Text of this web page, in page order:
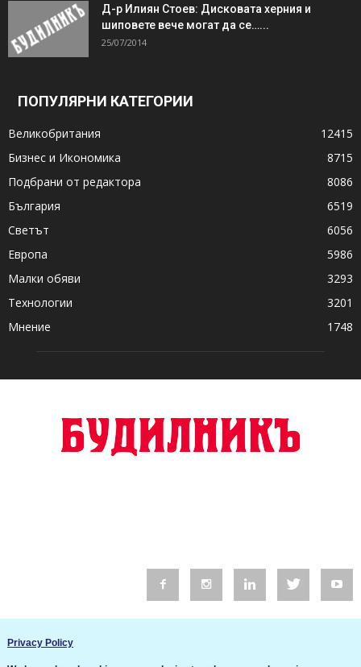
Д-р Илиян Стоев: Дисковата херния и
шиповете вече могат да се…...
25/07/2014
ПОПУЛЯРНИ КАТЕГОРИИ
Великобритания
12415
Бизнес и Икономика
8715
Подбрани от редактора
8086
България
6519
Светът
6056
Европа
5986
Малки обяви
3293
Технологии
3201
Мнение
1748
Privacy Policy